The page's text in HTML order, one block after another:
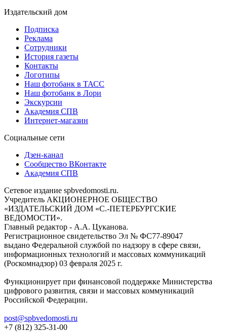
Издательский дом
Подписка
Реклама
Сотрудники
История газеты
Контакты
Логотипы
Наш фотобанк в ТАСС
Наш фотобанк в Лори
Экскурсии
Академия СПВ
Интернет-магазин
Социальные сети
Дзен-канал
Сообщество ВКонтакте
Академия СПВ
Сетевое издание spbvedomosti.ru.
Учредитель АКЦИОНЕРНОЕ ОБЩЕСТВО
«ИЗДАТЕЛЬСКИЙ ДОМ «С.-ПЕТЕРБУРГСКИЕ
ВЕДОМОСТИ».
Главный редактор - А.А. Цуканова.
Регистрационное свидетельство Эл № ФС77-89047
выдано Федеральной службой по надзору в сфере связи,
информационных технологий и массовых коммуникаций
(Роскомнадзор) 03 февраля 2025 г.
Функционирует при финансовой поддержке Министерства
цифрового развития, связи и массовых коммуникаций
Российской Федерации.
post@spbvedomosti.ru
+7 (812) 325-31-00